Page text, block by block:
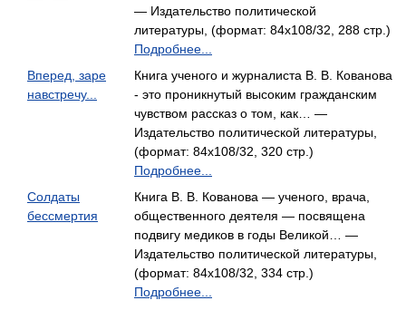
— Издательство политической
литературы, (формат: 84x108/32, 288 стр.)
Подробнее...
Вперед, заре
навстречу...
Книга ученого и журналиста В. В. Кованова
- это проникнутый высоким гражданским
чувством рассказ о том, как… —
Издательство политической литературы,
(формат: 84x108/32, 320 стр.)
Подробнее...
Солдаты
бессмертия
Книга В. В. Кованова — ученого, врача,
общественного деятеля — посвящена
подвигу медиков в годы Великой… —
Издательство политической литературы,
(формат: 84x108/32, 334 стр.)
Подробнее...